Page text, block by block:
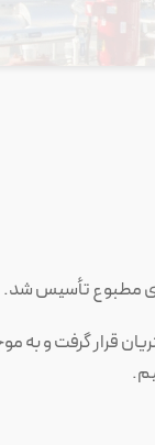
قرار گرفت و به